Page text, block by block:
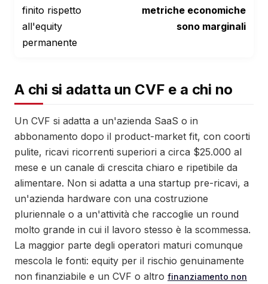
finito rispetto
all'equity
permanente
metriche economiche
sono marginali
A chi si adatta un CVF e a chi no
Un CVF si adatta a un'azienda SaaS o in
abbonamento dopo il product-market fit, con coorti
pulite, ricavi ricorrenti superiori a circa $25.000 al
mese e un canale di crescita chiaro e ripetibile da
alimentare. Non si adatta a una startup pre-ricavi, a
un'azienda hardware con una costruzione
pluriennale o a un'attività che raccoglie un round
molto grande in cui il lavoro stesso è la scommessa.
La maggior parte degli operatori maturi comunque
mescola le fonti: equity per il rischio genuinamente
non finanziabile e un CVF o altro finanziamento non